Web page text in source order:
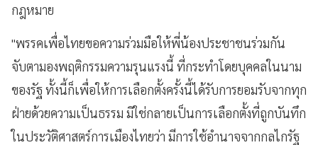
กฎหมาย
"พรรคเพื่อไทยขอความร่วมมือให้พี่น้องประชาชนร่วมกัน
จับตามองพฤติกรรมความรุนแรงนี้ ที่กระทำโดยบุคคลในนาม
ของรัฐ ทั้งนี้ก็เพื่อให้การเลือกตั้งครั้งนี้ได้รับการยอมรับจากทุก
ฝ่ายด้วยความเป็นธรรม มิใช่กลายเป็นการเลือกตั้งที่ถูกบันทึก
ในประวัติศาสตร์การเมืองไทยว่า มีการใช้อำนาจจากกลไกรัฐ